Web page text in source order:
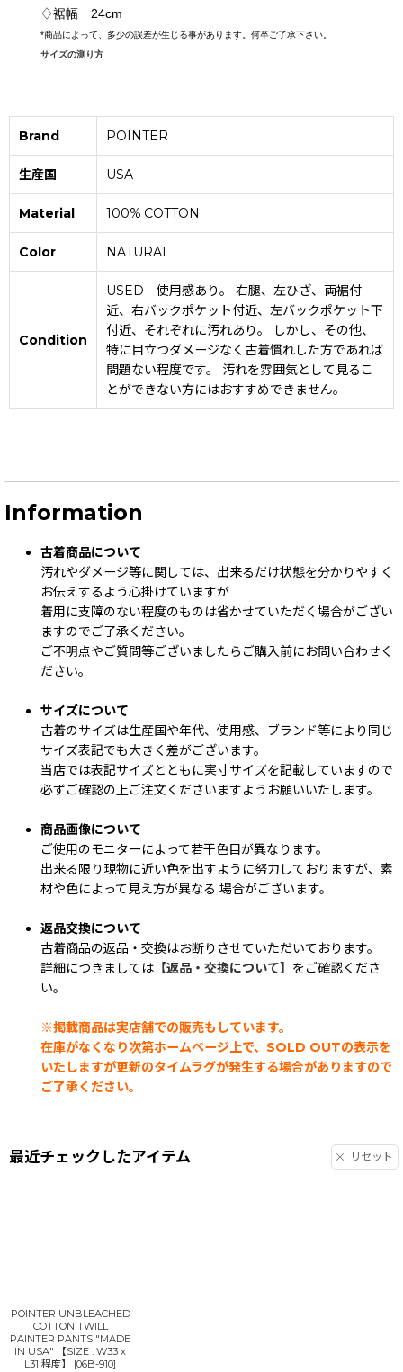
♢裾幅 24cm
*商品によって、多少の誤差が生じる事があります。何卒ご了承下さい。
サイズの測り方
Brand POINTER
生産国 USA
Material 100% COTTON
Color NATURAL
Condition
USED 使用感あり。 右腿、左ひざ、両裾付
近、右バックポケット付近、左バックポケット下
付近、それぞれに汚れあり。 しかし、その他、
特に目立つダメージなく古着慣れした方であれば
問題ない程度です。 汚れを雰囲気として見るこ
とができない方にはおすすめできません。
Information
古着商品について
汚れやダメージ等に関しては、出来るだけ状態を分かりやすく
お伝えするよう心掛けていますが
着用に支障のない程度のものは省かせていただく場合がござい
ますのでご了承ください。
ご不明点やご質問等ございましたらご購入前にお問い合わせく
ださい。
サイズについて
古着のサイズは生産国や年代、使用感、ブランド等により同じ
サイズ表記でも大きく差がございます。
当店では表記サイズとともに実寸サイズを記載していますので
必ずご確認の上ご注文くださいますようお願いいたします。
商品画像について
ご使用のモニターによって若干色目が異なります。
出来る限り現物に近い色を出すように努力しておりますが、素
材や色によって見え方が異なる 場合がございます。
返品交換について
古着商品の返品・交換はお断りさせていただいております。
詳細につきましては 【返品・交換について】 をご確認くださ
い。
※掲載商品は実店舗での販売もしています。
在庫がなくなり次第ホームページ上で、SOLD OUTの表示を
いたしますが更新のタイムラグが発生する場合がありますので
ご了承ください。
最近チェックしたアイテム リセット
POINTER UNBLEACHED
COTTON TWILL
PAINTER PANTS "MADE
IN USA" 【SIZE : W33 x
L31 程度】
[06B-910]